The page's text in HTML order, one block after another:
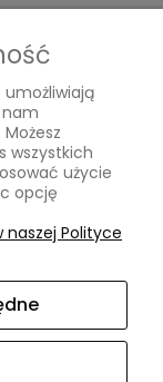
wszystkich
użycie
opcję
naszej Polityce